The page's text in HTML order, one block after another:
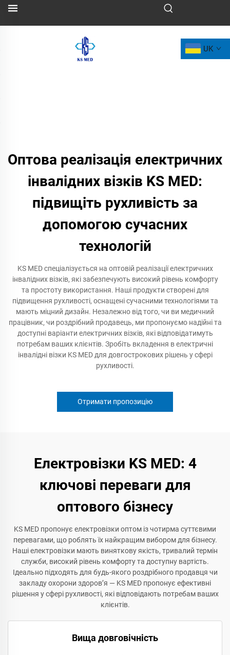
UK
Оптова реалізація електричних
інвалідних візків KS MED:
підвищіть рухливість за
допомогою сучасних
технологій
KS MED спеціалізується на оптовій реалізації електричних
інвалідних візків, які забезпечують високий рівень комфорту
та простоту використання. Наші продукти створені для
підвищення рухливості, оснащені сучасними технологіями та
мають міцний дизайн. Незалежно від того, чи ви медичний
працівник, чи роздрібний продавець, ми пропонуємо надійні та
доступні варіанти електричних візків, які відповідатимуть
потребам ваших клієнтів. Зробіть вкладення в електричні
інвалідні візки KS MED для довгострокових рішень у сфері
рухливості.
Отримати пропозицію
Електровізки KS MED: 4
ключові переваги для
оптового бізнесу
KS MED пропонує електровізки оптом із чотирма суттєвими
перевагами, що роблять їх найкращим вибором для бізнесу.
Наші електровізки мають виняткову якість, тривалий термін
служби, високий рівень комфорту та доступну вартість.
Ідеально підходять для будь-якого роздрібного продавця чи
закладу охорони здоров’я — KS MED пропонує ефективні
рішення у сфері рухливості, які відповідають потребам ваших
клієнтів.
Вища довговічність